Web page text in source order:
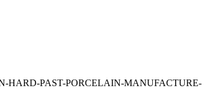
HARD-PAST-PORCELAIN-MANUFACTURE-